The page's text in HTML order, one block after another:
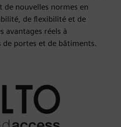
nouvelles normes en
de flexibilité et de
avantages réels à
portes et de bâtiments.